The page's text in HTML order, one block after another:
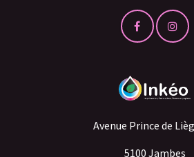
Avenue Prince de
5100 Jambes